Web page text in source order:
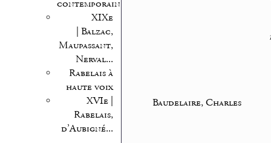
contemporains
XIXe
| Balzac,
Maupassant,
Nerval...
Rabelais à
haute voix
XVIe |
Rabelais,
d’Aubigné...
Baudelaire, Charles